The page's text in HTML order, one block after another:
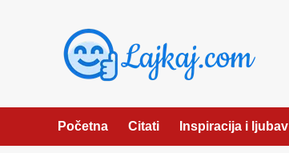
Početna Citati Inspiracija i ljubav